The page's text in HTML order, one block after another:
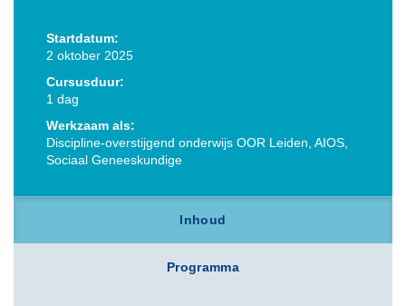
Startdatum:
2 oktober 2025
Cursusduur:
1 dag
Werkzaam als:
Discipline-overstijgend onderwijs OOR Leiden, AIOS,
Sociaal Geneeskundige
Inhoud
Programma